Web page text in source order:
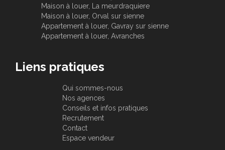
Maison à louer, La meurdraquiere
Maison à louer, Orval sur sienne
Appartement à louer, Gavray sur sienne
Appartement à louer, Avranches
Liens pratiques
Qui sommes-nous
Nos agences
Conseils et infos pratiques
Recrutement
Contact
Espace vendeur